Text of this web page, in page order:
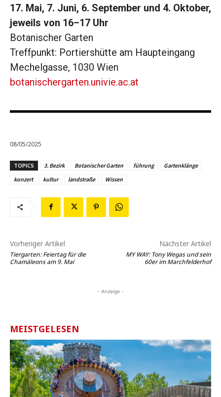
17. Mai, 7. Juni, 6. September und 4. Oktober,
jeweils von 16–17 Uhr
Botanischer Garten
Treffpunkt: Portiershütte am Haupteingang
Mechelgasse, 1030 Wien
botanischergarten.univie.ac.at
08/05/2025
TOPICS 3. Bezirk Botanischer Garten führung
Gartenklänge
konzert
kultur landstraße Wissen
Vorheriger Artikel
Tiergarten: Feiertag für die
Chamäleons am 9. Mai
Nächster Artikel
MY WAY: Tony Wegas und sein
60er im Marchfelderhof
- Anzeige -
MEISTGELESEN